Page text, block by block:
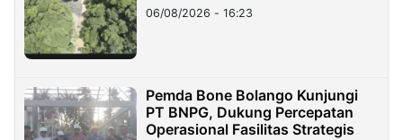
06/08/2026 - 16:23
Pemda Bone Bolango Kunjungi
PT BNPG, Dukung Percepatan
Operasional Fasilitas Strategis